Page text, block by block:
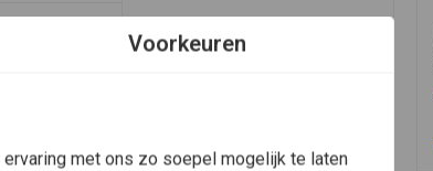
EMGO
Emgo BSA Rocket 3 Shocks
Voorkeuren
met ons zo soepel mogelijk te laten